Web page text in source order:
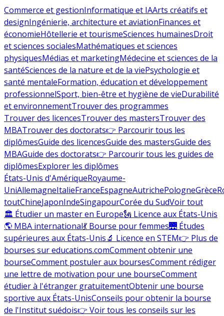
Commerce et gestionInformatique et IAArts créatifs et
designIngénierie, architecture et aviationFinances et
économieHôtellerie et tourismeSciences humainesDroit
et sciences socialesMathématiques et sciences
physiquesMédias et marketingMédecine et sciences de la
santéSciences de la nature et de la viePsychologie et
santé mentaleFormation, éducation et développement
professionnelSport, bien-être et hygiène de vieDurabilité
et environnementTrouver des programmes
Trouver des licencesTrouver des mastersTrouver des
MBATrouver des doctorats👉 Parcourir tous les
diplômesGuide des licencesGuide des mastersGuide des
MBAGuide des doctorats👉 Parcourir tous les guides de
diplômesExplorer les diplômes
États-Unis d'AmériqueRoyaume-
UniAllemagneItalieFranceEspagneAutrichePologneGrèce
toutChineJaponIndeSingapourCorée du SudVoir tout
🏛 Étudier un master en Europe🗽 Licence aux États-Unis
🌎 MBA international💃 Bourse pour femmes🌉 Études
supérieures aux États-Unis🔬 Licence en STEM👉 Plus de
bourses sur educations.comComment obtenir une
bourseComment postuler aux boursesComment rédiger
une lettre de motivation pour une bourseComment
étudier à l'étranger gratuitementObtenir une bourse
sportive aux États-UnisConseils pour obtenir la bourse
de l'Institut suédois👉 Voir tous les conseils sur les